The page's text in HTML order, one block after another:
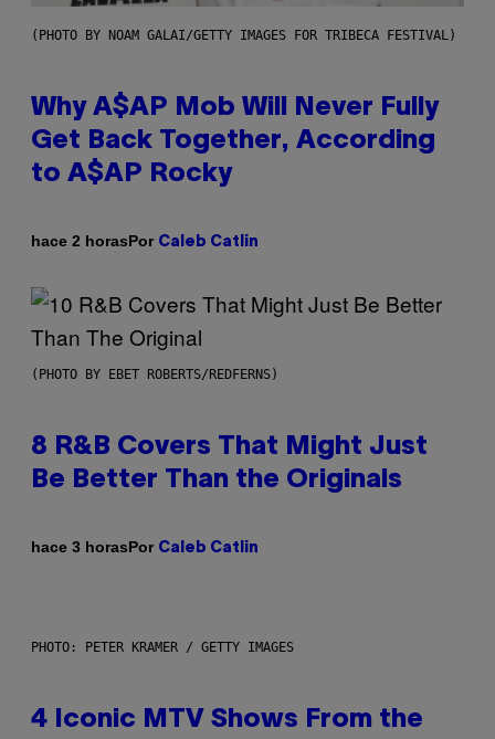
(PHOTO BY NOAM GALAI/GETTY IMAGES FOR TRIBECA FESTIVAL)
Why A$AP Mob Will Never Fully
Get Back Together, According
to A$AP Rocky
hace 2 horasPor Caleb Catlin
(PHOTO BY EBET ROBERTS/REDFERNS)
8 R&B Covers That Might Just
Be Better Than the Originals
hace 3 horasPor Caleb Catlin
PHOTO: PETER KRAMER / GETTY IMAGES
4 Iconic MTV Shows From the